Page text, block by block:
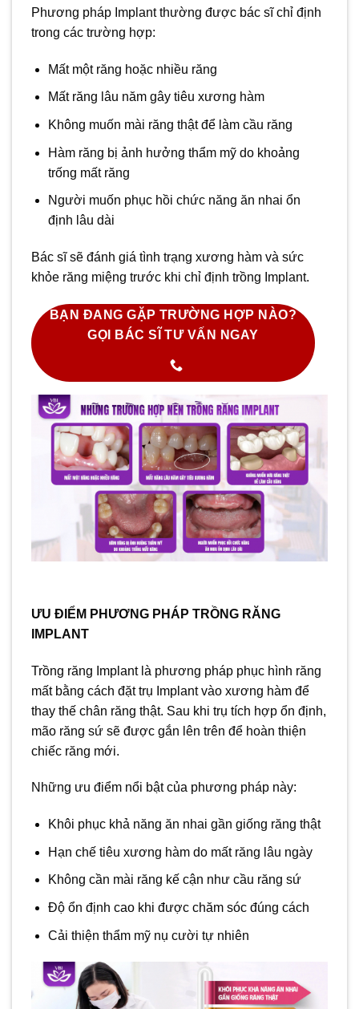
Phương pháp Implant thường được bác sĩ chỉ định
trong các trường hợp:
Mất một răng hoặc nhiều răng
Mất răng lâu năm gây tiêu xương hàm
Không muốn mài răng thật để làm cầu răng
Hàm răng bị ảnh hưởng thẩm mỹ do khoảng
trống mất răng
Người muốn phục hồi chức năng ăn nhai ổn
định lâu dài
Bác sĩ sẽ đánh giá tình trạng xương hàm và sức
khỏe răng miệng trước khi chỉ định trồng Implant.
BẠN ĐANG GẶP TRƯỜNG HỢP NÀO?
GỌI BÁC SĨ TƯ VẤN NGAY
ƯU ĐIỂM PHƯƠNG PHÁP TRỒNG RĂNG
IMPLANT
Trồng răng Implant là phương pháp phục hình răng
mất bằng cách đặt trụ Implant vào xương hàm để
thay thế chân răng thật. Sau khi trụ tích hợp ổn định,
mão răng sứ sẽ được gắn lên trên để hoàn thiện
chiếc răng mới.
Những ưu điểm nổi bật của phương pháp này:
Khôi phục khả năng ăn nhai gần giống răng thật
Hạn chế tiêu xương hàm do mất răng lâu ngày
Không cần mài răng kế cận như cầu răng sứ
Độ ổn định cao khi được chăm sóc đúng cách
Cải thiện thẩm mỹ nụ cười tự nhiên